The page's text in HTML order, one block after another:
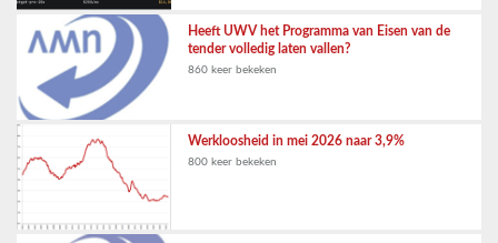
Heeft UWV het Programma van Eisen van de
tender volledig laten vallen?
860 keer bekeken
Werkloosheid in mei 2026 naar 3,9%
800 keer bekeken